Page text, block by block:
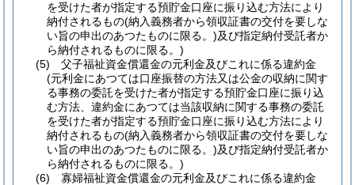
を受けた者が指定する預貯金口座に振り込む方法により
納付されるもの(納入義務者から領収証書の交付を要しな
い旨の申出のあつたものに限る。)及び指定納付受託者か
ら納付されるものに限る。)
(5)
父子福祉資金償還金の元利金及びこれに係る違約金
(元利金にあつては口座振替の方法又は公金の収納に関す
る事務の委託を受けた者が指定する預貯金口座に振り込
む方法、違約金にあつては当該収納に関する事務の委託
を受けた者が指定する預貯金口座に振り込む方法により
納付されるもの(納入義務者から領収証書の交付を要しな
い旨の申出のあつたものに限る。)及び指定納付受託者か
ら納付されるものに限る。)
(6)
寡婦福祉資金償還金の元利金及びこれに係る違約金